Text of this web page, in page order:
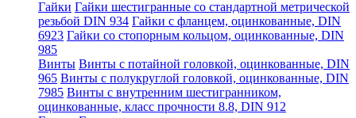
Гайки Гайки шестигранные со стандартной метрической
резьбой DIN 934 Гайки с фланцем, оцинкованные, DIN
6923 Гайки со стопорным кольцом, оцинкованные, DIN
985
Винты Винты с потайной головкой, оцинкованные, DIN
965 Винты с полукруглой головкой, оцинкованные, DIN
7985 Винты с внутренним шестигранником,
оцинкованные, класс прочности 8.8, DIN 912